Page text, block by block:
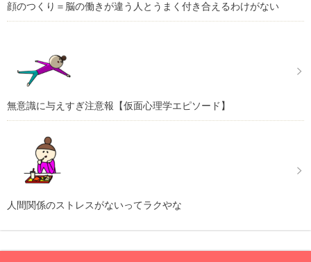
顔のつくり＝脳の働きが違う人とうまく付き合えるわけがない
無意識に与えすぎ注意報【仮面心理学エピソード】
人間関係のストレスがないってラクやな